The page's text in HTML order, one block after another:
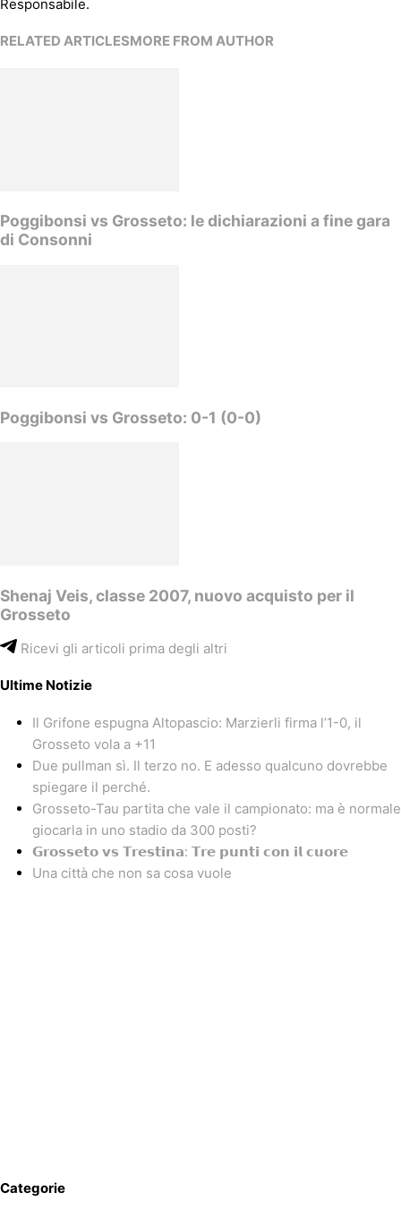
Responsabile.
RELATED ARTICLESMORE FROM AUTHOR
Poggibonsi vs Grosseto: le dichiarazioni a fine gara
di Consonni
Poggibonsi vs Grosseto: 0-1 (0-0)
Shenaj Veis, classe 2007, nuovo acquisto per il
Grosseto
Ricevi gli articoli prima degli altri
Ultime Notizie
Il Grifone espugna Altopascio: Marzierli firma l’1-0, il
Grosseto vola a +11
Due pullman sì. Il terzo no. E adesso qualcuno dovrebbe
spiegare il perché.
Grosseto-Tau partita che vale il campionato: ma è normale
giocarla in uno stadio da 300 posti?
𝗚𝗿𝗼𝘀𝘀𝗲𝘁𝗼 𝘃𝘀 𝗧𝗿𝗲𝘀𝘁𝗶𝗻𝗮: 𝗧𝗿𝗲 𝗽𝘂𝗻𝘁𝗶 𝗰𝗼𝗻 𝗶𝗹 𝗰𝘂𝗼𝗿𝗲
Una città che non sa cosa vuole
Categorie